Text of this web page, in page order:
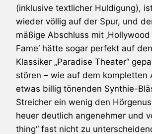
(inklusive textlicher Huldigung),
wieder völlig auf der Spur, und
mäßige Abschluss mit ‚Hollywood
Fame‘ hätte sogar perfekt auf den
Klassiker „Paradise Theater“
stören – wie auf dem kompletten
etwas billig tönenden Synthie-
Streicher ein wenig den
heuer deutlich angenehmer und
thing“ fast nicht zu